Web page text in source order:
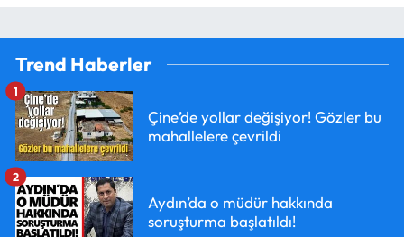
Trend Haberler
Çine’de yollar değişiyor! Gözler bu
mahallelere çevrildi
1
Aydın’da o müdür hakkında
soruşturma başlatıldı!
2